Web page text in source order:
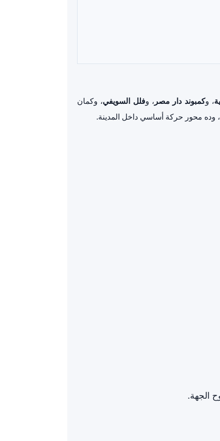
، وكمبوند دار مصر ، وفلل السويفي، وكمان
، وده محور حركة أساسي داخل المدينة.
الجهة.